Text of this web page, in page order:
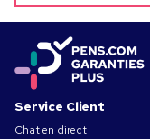
Service Client
Chat en direct